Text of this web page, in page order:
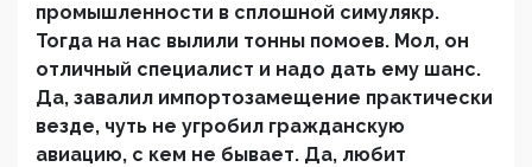
промышленности в сплошной симулякр.
Тогда на нас вылили тонны помоев. Мол, он
отличный специалист и надо дать ему шанс.
Да, завалил импортозамещение практически
везде, чуть не угробил гражданскую
авиацию, с кем не бывает. Да, любит